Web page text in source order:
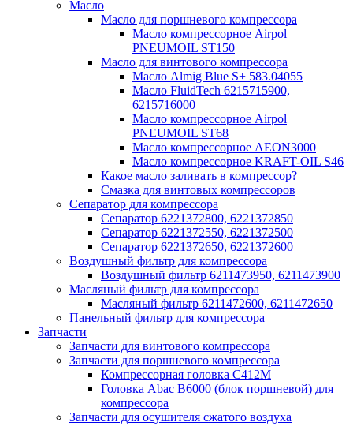
Масло
Масло для поршневого компрессора
Масло компрессорное Airpol
PNEUMOIL ST150
Масло для винтового компрессора
Масло Almig Blue S+ 583.04055
Масло FluidTech 6215715900,
6215716000
Масло компрессорное Airpol
PNEUMOIL ST68
Масло компрессорное AEON3000
Масло компрессорное KRAFT-OIL S46
Какое масло заливать в компрессор?
Смазка для винтовых компрессоров
Сепаратор для компрессора
Сепаратор 6221372800, 6221372850
Сепаратор 6221372550, 6221372500
Сепаратор 6221372650, 6221372600
Воздушный фильтр для компрессора
Воздушный фильтр 6211473950, 6211473900
Масляный фильтр для компрессора
Масляный фильтр 6211472600, 6211472650
Панельный фильтр для компрессора
Запчасти
Запчасти для винтового компрессора
Запчасти для поршневого компрессора
Компрессорная головка С412М
Головка Abac B6000 (блок поршневой) для
компрессора
Запчасти для осушителя сжатого воздуха